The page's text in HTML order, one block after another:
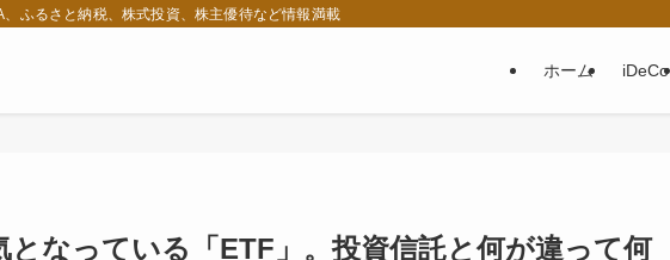
ふるさと納税、株式投資、株主優待など情報満載
ホーム iDeCo
となっている「ETF」。投資信託と何が違って何